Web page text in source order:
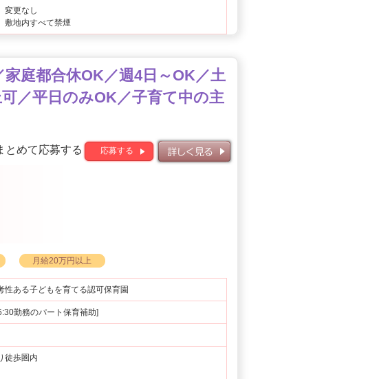
変更なし
敷地内すべて禁煙
家庭都合休OK／週4日～OK／土
／平日のみOK／子育て中の主
とめて応募する 応募する
月給20万円以上
性ある子どもを育てる認可保育園
勤務のパート保育補助]
徒歩圏内